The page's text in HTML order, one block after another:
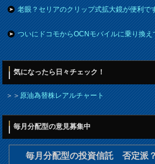
老眼？セリアのクリップ式拡大鏡が便利で
ついにドコモからOCNモバイルに乗り換
気になったら日々チェック！
＞＞原油為替株レアルチャート
毎月分配型の意見募集中
毎月分配型の投資信託 否定派